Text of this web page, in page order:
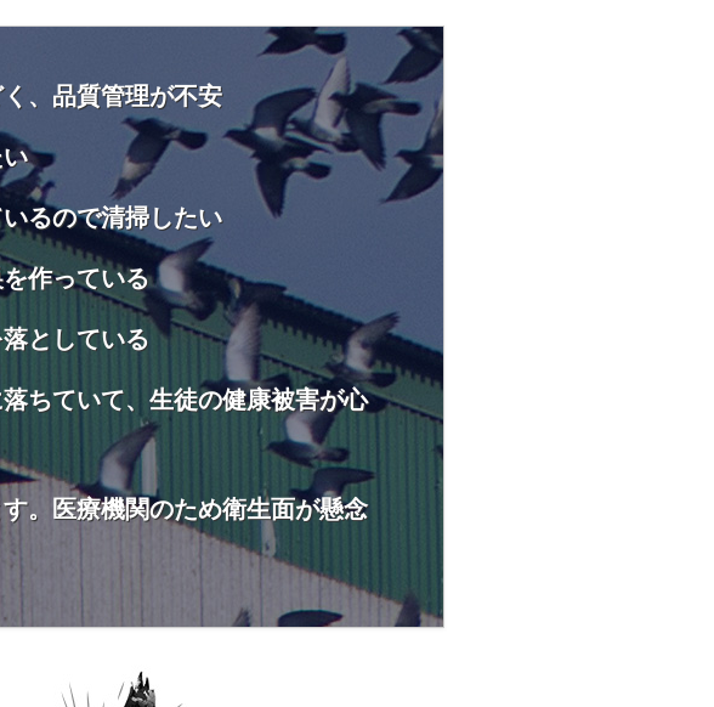
、品質管理が不安
るので清掃したい
作っている
としている
ちていて、生徒の健康被害が心
。医療機関のため衛生面が懸念